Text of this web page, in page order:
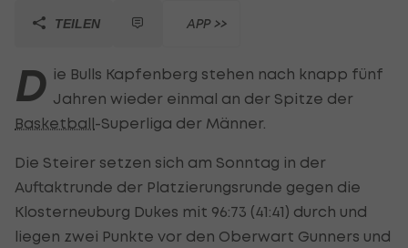
TEILEN APP >>
D ie Bulls Kapfenberg stehen nach knapp fünf
Jahren wieder einmal an der Spitze der
Basketball-Superliga der Männer.
Die Steirer setzen sich am Sonntag in der
Auftaktrunde der Platzierungsrunde gegen die
Klosterneuburg Dukes mit 96:73 (41:41) durch und
liegen zwei Punkte vor den Oberwart Gunners und